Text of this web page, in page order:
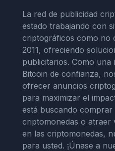
La red de publicidad
estado trabajando con
criptográficos como no
2011, ofreciendo
publicitarios. Como una
Bitcoin de confianza,
ofrecer anuncios
para maximizar el
está buscando comprar
criptomonedas o atraer
en las criptomonedas,
para usted. ¡Únase a